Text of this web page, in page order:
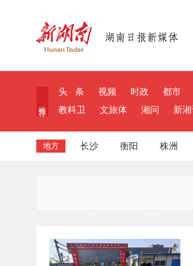
头 条 视频 时政 都市
教科卫
文旅体 湘问 新
地方 长沙 衡阳 株洲